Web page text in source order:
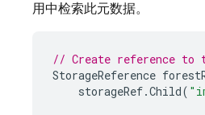
用中检索此元数据。
// Create reference to
StorageReference
storageRef.Child(